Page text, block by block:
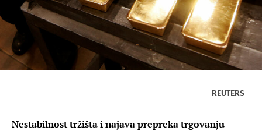
REUTERS
Nestabilnost tržišta i najava prepreka trgovanju